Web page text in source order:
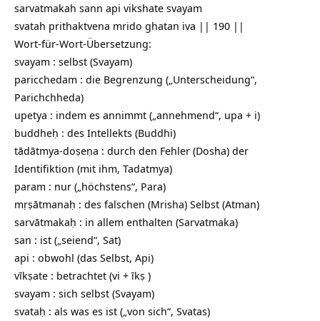
sarvatmakah sann api vikshate svayam
svatah prithaktvena mrido ghatan iva || 190 ||
Wort-für-Wort-Übersetzung:
svayam : selbst (Svayam)
paricchedam : die Begrenzung („Unterscheidung“,
Parichchheda)
upetya : indem es annimmt („annehmend“, upa + i)
buddheḥ : des Intellekts (Buddhi)
tādātmya-doṣeṇa : durch den Fehler (Dosha) der
Identifiktion (mit ihm, Tadatmya)
param : nur („höchstens“, Para)
mṛṣātmanaḥ : des falschen (Mrisha) Selbst (Atman)
sarvātmakaḥ : in allem enthalten (Sarvatmaka)
san : ist („seiend“, Sat)
api : obwohl (das Selbst, Api)
vīkṣate : betrachtet (vi + īkṣ )
svayam : sich selbst (Svayam)
svataḥ : als was es ist („von sich“, Svatas)